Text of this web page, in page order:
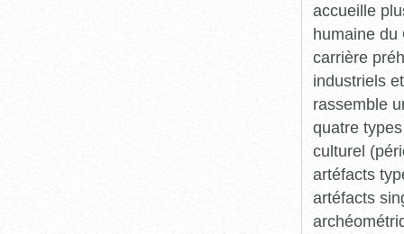
accueille
humaine du
carrière
industriels
rassemble
quatre
culturel
artéfacts
artéfacts